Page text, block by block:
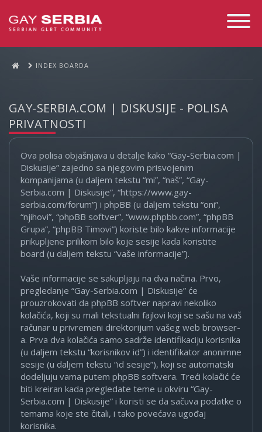
Toggle
INDEX BOARDA
GAY-SERBIA.COM | DISKUSIJE - POLISA
PRIVATNOSTI
Ova polisa objašnjava u detalje kako “Gay-Serbia.com |
Diskusije” zajedno sa njegovim prisvojenim
kompanijama (u daljem tekstu “mi”, “naš”, “Gay-
Serbia.com | Diskusije”, “https://www.gay-
serbia.com/forum”) i phpBB (u daljem tekstu “oni”,
“njihovi”, “phpBB softver”, “www.phpbb.com”, “phpBB
Grupa”, “phpBB Timovi”) koriste bilo kakve informacije
prikupljene prilikom bilo koje sesije kada koristite
board (u daljem tekstu “vaše informacije”).
Vaše informacije se sakupljaju na dva načina. Prvo,
pregledanje “Gay-Serbia.com | Diskusije” će
prouzrokovati da phpBB softver napravi nekoliko
kolačića, koji su mali tekstualni fajlovi koji se sašu na vaš
računar u privremeni direktorijum vašeg web browser-
a. Prva dva kolačića samo sadrže identifikaciju korisnika
(u daljem tekstu “korisnikov id”) i identifikator anonimne
sesije (u daljem tekstu “id sesije”), koji se automatski
dodeljuju vama putem phpBB softvera. Treći kolačić će
biti kreiran kada pregledate teme u okviru “Gay-
Serbia.com | Diskusije” i koristi se da sačuva podatke o
temama koje ste čitali, i tako povećava ugođaj
korisnika.